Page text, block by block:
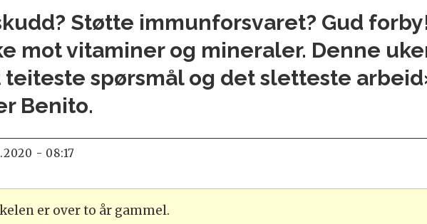
Støtte immunforsvaret? Gud
mot vitaminer og mineraler. Denne
spørsmål og det sletteste
Benito.
- 08:17
er over to år gammel.